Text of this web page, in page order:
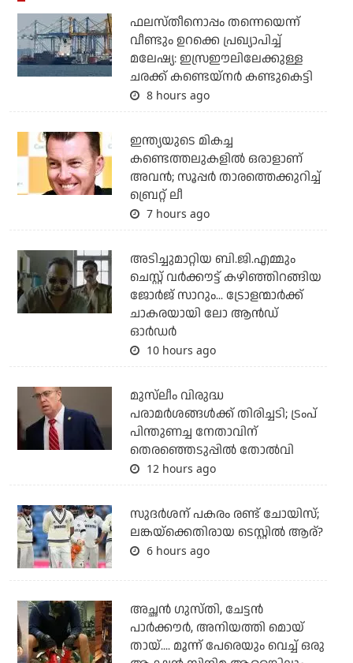
ഫലസ്തീനൊപ്പം തന്നെയെന്ന്
വീണ്ടും ഉറക്കെ പ്രഖ്യാപിച്ച്
മലേഷ്യ: ഇസ്രഈലിലേക്കുള്ള
ചരക്ക് കണ്ടെയ്‌നര്‍ കണ്ടുകെട്ടി
8 hours ago
ഇന്ത്യയുടെ മികച്ച
കണ്ടെത്തലുകളില്‍ ഒരാളാണ്
അവന്‍; സൂപ്പര്‍ താരത്തെക്കുറിച്ച്
ബ്രെറ്റ് ലീ
7 hours ago
അടിച്ചുമാറ്റിയ ബി.ജി.എമ്മും
ചെസ്റ്റ് വര്‍ക്കൗട്ട് കഴിഞ്ഞിറങ്ങിയ
ജോര്‍ജ് സാറും... ട്രോളന്മാര്‍ക്ക്
ചാകരയായി ലോ ആന്‍ഡ്
ഓര്‍ഡര്‍
10 hours ago
മുസ്‌ലീം വിരുദ്ധ
പരാമര്‍ശങ്ങള്‍ക്ക് തിരിച്ചടി; ട്രംപ്
പിന്തുണച്ച നേതാവിന്
തെരഞ്ഞെടുപ്പില്‍ തോല്‍വി
12 hours ago
സുദര്‍ശന് പകരം രണ്ട് ചോയിസ്;
ലങ്കയ്‌ക്കെതിരായ ടെസ്റ്റില്‍ ആര്?
6 hours ago
അച്ഛന്‍ ഗുസ്തി, ചേട്ടന്‍
പാര്‍ക്കൗര്‍, അനിയത്തി മൊയ്
തായ്.... മൂന്ന് പേരെയും വെച്ച് ഒരു